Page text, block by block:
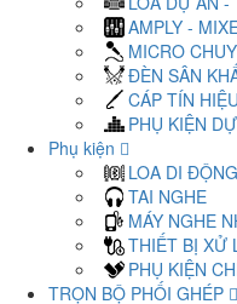
AMPLY -
MICRO
ĐÈN SÂN
CÁP TÍN
PHỤ KIỆN
Phụ kiện
LOA DI
TAI NGHE
MÁY NGHE
THIẾT BỊ XỬ
PHỤ KIỆN
TRỌN BỘ PHỐI GHÉP